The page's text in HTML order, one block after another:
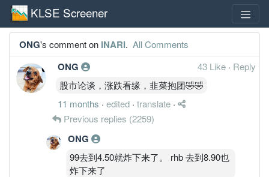
KLSE Screener
ONG's comment on INARI. All Comments
ONG 43 Like · Reply
股市论谈，涨跌看缘，韭菜抱团🤣🤣
11 months · edited · translate ·
Previous replies (2259)
ONG
99去到4.50就炸下来了。 rhb 去到8.90也
炸下来了